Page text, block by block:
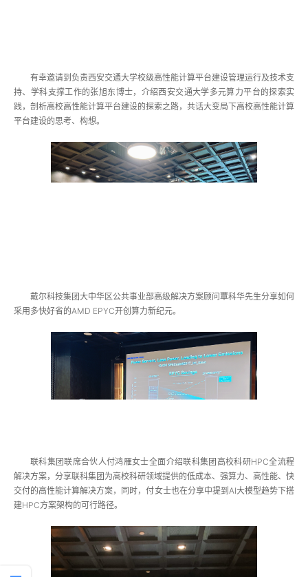
有幸邀请到负责西安交通大学校级高性能计算平台建设管理运行及技术支
持、学科支撑工作的张旭东博士，介绍西安交通大学多元算力平台的探索实
践，剖析高校高性能计算平台建设的探索之路，共话大变局下高校高性能计算
平台建设的思考、构想。
戴尔科技集团大中华区公共事业部高级解决方案顾问覃科华先生分享如何
采用多快好省的AMD EPYC开创算力新纪元。
联科集团联席合伙人付鸿雁女士全面介绍联科集团高校科研HPC全流程
解决方案，分享联科集团为高校科研领域提供的低成本、强算力、高性能、快
交付的高性能计算解决方案，同时，付女士也在分享中提到AI大模型趋势下搭
建HPC方案架构的可行路径。